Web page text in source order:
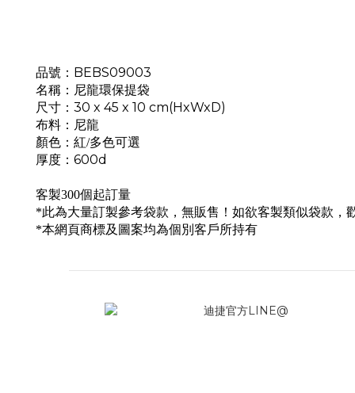
品號：BEBS09003
名稱：尼龍環保提袋
尺寸：30 x 45 x 10 cm(HxWxD)
布料：尼龍
顏色：紅/多色可選
厚度：600d
客製300個起訂量
*此為大量訂製參考袋款，無販售！如欲客製類似袋款，
*本網頁商標及圖案均為個別客戶所持有